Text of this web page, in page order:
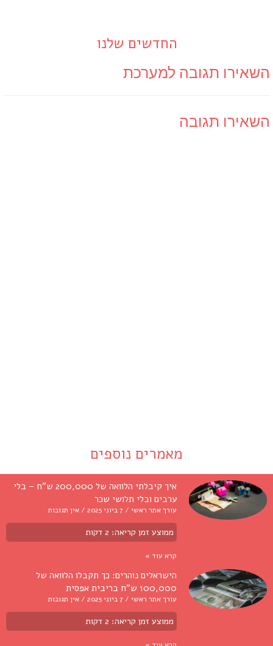
מאמרים נוספים
איך קיבלתי הלוואה של 200,000 ש"ח – בלי
ערבים ובלי תלושי שכר
עורך אתר ראשי 7 ביוני 2025 אין תגובות
ממוצע זמן קריאה: 2 דקות
קרא עוד »
הישראלים נוהרים: כך תקבלו הלוואה של
100,000 ש"ח בריבית אפסית
עורך אתר ראשי 7 ביוני 2025 אין תגובות
ממוצע זמן קריאה: 2 דקות
החדשים שלנו
השאירו תגובה למערכת
השאירו תגובה